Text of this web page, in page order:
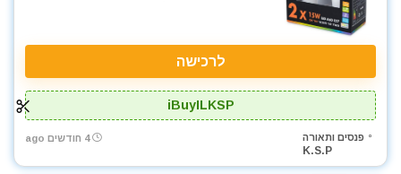
לרכישה
iBuyILKSP
פנסים ותאורה
K.S.P
4 חודשים ago